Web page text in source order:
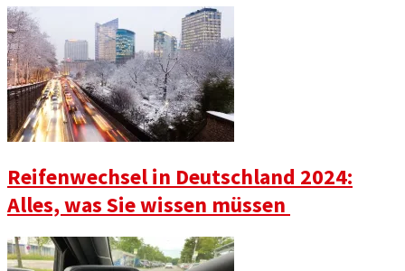
Reifenwechsel in Deutschland 2024:
Alles, was Sie wissen müssen